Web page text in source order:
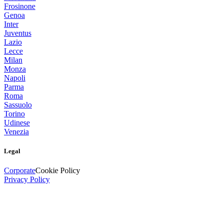
Frosinone
Genoa
Inter
Juventus
Lazio
Lecce
Milan
Monza
Napoli
Parma
Roma
Sassuolo
Torino
Udinese
Venezia
Legal
CorporateCookie Policy
Privacy Policy